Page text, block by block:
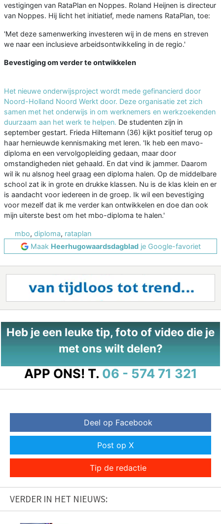
vestigingen van RataPlan en Noppes. Roland Heijnen is directeur
van Noppes. Hij licht het initiatief, mede namens RataPlan, toe:
'Met deze samenwerking investeren wij in de mens en streven
we naar een inclusieve arbeidsontwikkeling in de regio.'
Bevestiging om verder te ontwikkelen
Het nieuwe onderwijsproject wordt mede gefinancierd door
Noord-Holland Noord Werkt door. Deze organisatie zet zich
samen met het onderwijs in om werknemers en werkzoekenden
duurzaam aan het werk te helpen. De studenten zijn in
september gestart. Frieda Hiltemann (36) kijkt positief terug op
haar hernieuwde kennismaking met leren. 'Ik heb een mavo-
diploma en een vervolgopleiding gedaan, maar door
omstandigheden niet gehaald. En dat vind ik jammer. Daarom
wil ik nu alsnog heel graag een diploma halen. Op de middelbare
school zat ik in grote en drukke klassen. Nu is de klas klein en er
is aandacht voor iedereen in de groep. Ik wil een bevestiging
voor mezelf dat ik me verder kan ontwikkelen en doe dan ook
mijn uiterste best om het mbo-diploma te halen.'
mbo, diploma, rataplan
Maak Heerhugowaardsdagbladje Google-favoriet
Heb je een leuke tip, foto of video die je
met ons wilt delen?
APP ONS! T. 06 - 574 71 321
Deel op Facebook
Post op X
Tip de redactie
VERDER IN HET NIEUWS: